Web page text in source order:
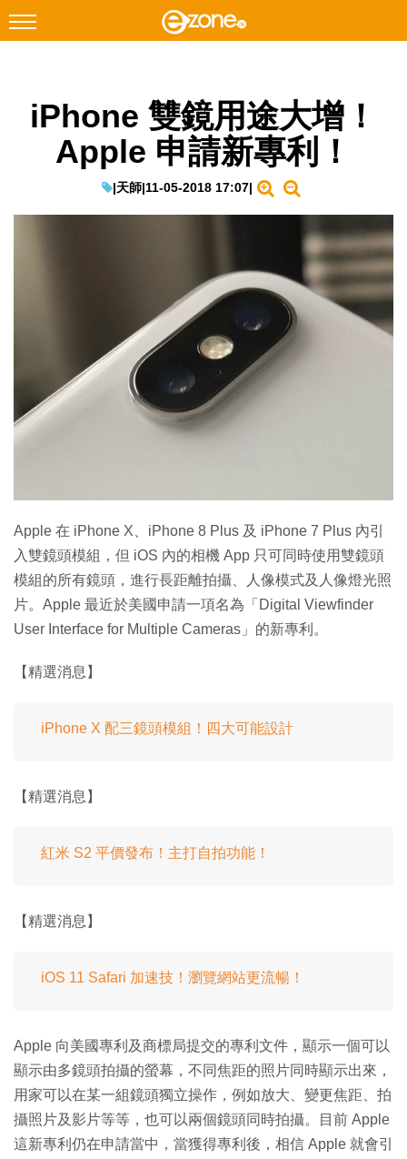
Facebook Instagram
科技焦點
遊戲動漫
生成式AI與雲端應用
Enterprise Digital Transformation
特集
iPhone 雙鏡用途大增！
Apple 申請新專利！
|天師|11-05-2018 17:07|
Apple 在 iPhone X、iPhone 8 Plus 及 iPhone 7 Plus 內引
入雙鏡頭模組，但 iOS 內的相機 App 只可同時使用雙鏡頭
模組的所有鏡頭，進行長距離拍攝、人像模式及人像燈光照
片。Apple 最近於美國申請一項名為「Digital Viewfinder
User Interface for Multiple Cameras」的新專利。
【精選消息】
iPhone X 配三鏡頭模組！四大可能設計
【精選消息】
紅米 S2 平價發布！主打自拍功能！
【精選消息】
iOS 11 Safari 加速技！瀏覽網站更流暢！
Apple 向美國專利及商標局提交的專利文件，顯示一個可以
顯示由多鏡頭拍攝的螢幕，不同焦距的照片同時顯示出來，
用家可以在某一組鏡頭獨立操作，例如放大、變更焦距、拍
攝照片及影片等等，也可以兩個鏡頭同時拍攝。目前 Apple
這新專利仍在申請當中，當獲得專利後，相信 Apple 就會引